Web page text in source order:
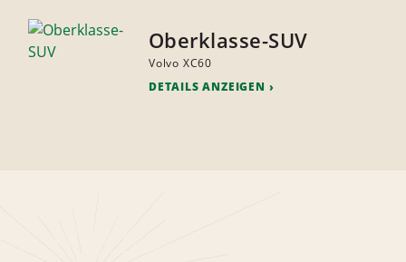
Oberklasse-SUV
Volvo XC60
DETAILS ANZEIGEN